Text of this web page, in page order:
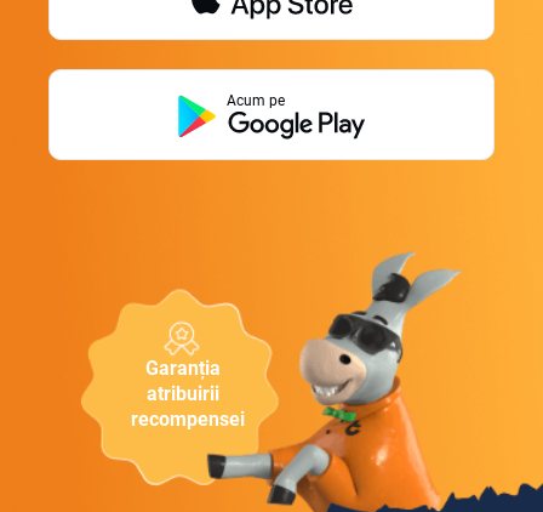
Garanția
atribuirii
recompensei
Acum pe